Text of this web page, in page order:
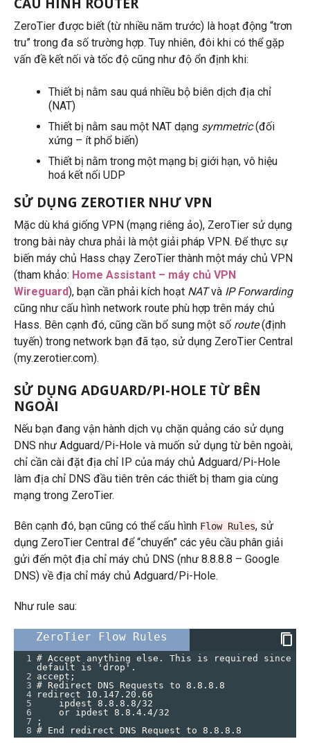
ZeroTier được biết (từ nhiều năm trước) là hoạt động “trơn
tru” trong đa số trường hợp. Tuy nhiên, đôi khi có thể gặp
vấn đề kết nối và tốc độ cũng như độ ổn định khi:
Thiết bị nằm sau quá nhiều bộ biên dịch địa chỉ
(NAT)
Thiết bị nằm sau một NAT dạng symmetric(đối
xứng – ít phổ biến)
Thiết bị nằm trong một mạng bị giới hạn, vô hiệu
hoá kết nối UDP
SỬ DỤNG ZEROTIER NHƯ VPN
Mặc dù khá giống VPN (mạng riêng ảo), ZeroTier sử dụng
trong bài này chưa phải là một giải pháp VPN. Để thực sự
biến máy chủ Hass chạy ZeroTier thành một máy chủ VPN
(tham khảo: Home Assistant – máy chủ VPN
Wireguard), bạn cần phải kích hoạt NATvà IP Forwarding
cũng như cấu hình network route phù hợp trên máy chủ
Hass. Bên cạnh đó, cũng cần bổ sung một số route(định
tuyến) trong network bạn đã tạo, sử dụng ZeroTier Central
(my.zerotier.com).
SỬ DỤNG ADGUARD/PI-HOLE TỪ BÊN
NGOÀI
Nếu bạn đang vận hành dịch vụ chặn quảng cáo sử dụng
DNS như Adguard/Pi-Hole và muốn sử dụng từ bên ngoài,
chỉ cần cài đặt địa chỉ IP của máy chủ Adguard/Pi-Hole
làm địa chỉ DNS đầu tiên trên các thiết bị tham gia cùng
mạng trong ZeroTier.
Bên cạnh đó, bạn cũng có thể cấu hình Flow Rules, sử
dụng ZeroTier Central để “chuyển” các yêu cầu phân giải
gửi đến một địa chỉ máy chủ DNS (như 8.8.8.8 – Google
DNS) về địa chỉ máy chủ Adguard/Pi-Hole.
Như rule sau:
ZeroTier Flow Rules
1
# Accept anything else. This is required since
default is 'drop'.
2 accept;
3 # Redirect DNS Requests to 8.8.8.8
4
redirect 10.147.20.66
5
ipdest 8.8.8.8/32
6
or ipdest 8.8.4.4/32
7
;
8 # End redirect DNS Request to 8.8.8.8